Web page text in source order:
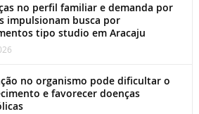
no perfil familiar e demanda por
impulsionam busca por
tipo studio em Aracaju
no organismo pode dificultar o
e favorecer doenças